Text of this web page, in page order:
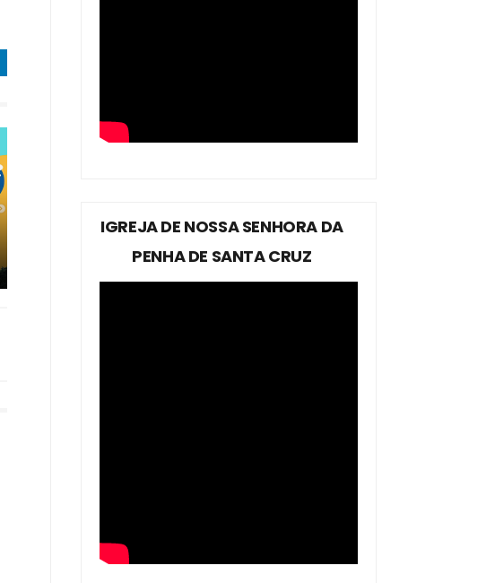
IGREJA DE NOSSA SENHORA DA
PENHA DE SANTA CRUZ